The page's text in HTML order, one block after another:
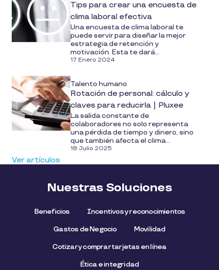
Tips para crear una encuesta de
clima laboral efectiva
Una encuesta de clima laboral te
puede servir para diseñar la mejor
estrategia de retención y
motivación. Esta te dará...
17 Enero 2024
Talento humano
Rotación de personal: cálculo y
claves para reducirla | Pluxee
La salida constante de
colaboradores no solo representa
una pérdida de tiempo y dinero, sino
que también afecta el clima...
18 Julio 2025
Ver artículos
Nuestras Soluciones
Beneficios Incentivos y reconocimientos
Gastos de Negocio Movilidad
Cotizar y comprar tarjetas en línea
Ética e integridad